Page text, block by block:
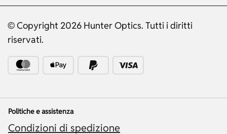
© Copyright 2026 Hunter Optics. Tutti i diritti
riservati.
Politiche e assistenza
Condizioni di spedizione
Ukrainian